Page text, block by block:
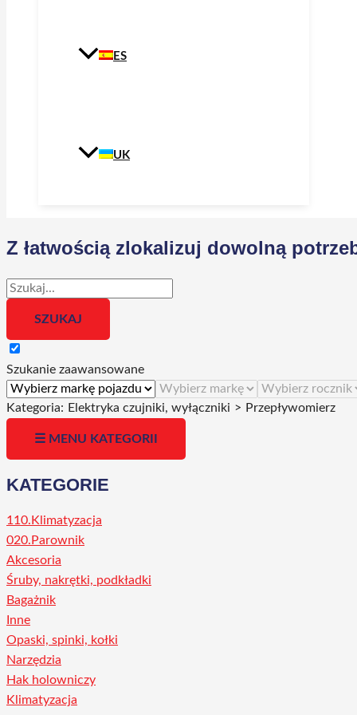
ES
UK
Z łatwością zlokalizuj dowolną
Szukanie zaawansowane
Kategoria: Elektryka czujniki, wyłączniki > Przepływomierz
☰ MENU KATEGORII
KATEGORIE
110.Klimatyzacja
020.Parownik
Akcesoria
Śruby, nakrętki, podkładki
Bagażnik
Inne
Opaski, spinki, kołki
Narzędzia
Hak holowniczy
Klimatyzacja